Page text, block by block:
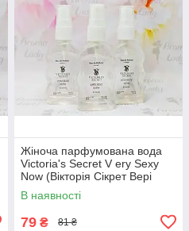
Жіноча парфумована вода
Victoria's Secret V ery Sexy
Now (Вікторія Сікрет Вері
Сексі Нау) 50 мл
В наявності
79 ₴ 81 ₴